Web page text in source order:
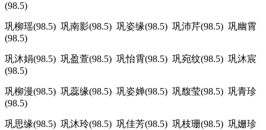
(98.5)
巩柳瑶(98.5) 巩南影(98.5) 巩姿缘(98.5) 巩沛芹(98.5) 巩幽霄
(98.5)
巩沐娟(98.5) 巩盈萱(98.5) 巩怡霄(98.5) 巩宛纹(98.5) 巩沐宸
(98.5)
巩柳漫(98.5) 巩蕊缘(98.5) 巩姿婵(98.5) 巩馥莹(98.5) 巩青珍
(98.5)
巩思缘(98.5) 巩沐玲(98.5) 巩佳芳(98.5) 巩枝珊(98.5) 巩姗珍